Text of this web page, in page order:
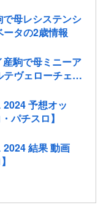
で母レシステンシ
タの2歳情報
産駒で母ミニーア
ヴェローチェの
予想オッ
パチスロ】
結果 動画